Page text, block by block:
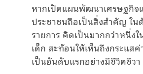
หากเปิดแผนพัฒนาเศรษฐกิจ
ประชาชนถือเป็นสิ่งสำคัญ ใ
รายการ คิดเป็นมากกว่าหนึ่ง
เด็ก สะท้อนให้เห็นถึงกระแ
เป็นอันดับแรกอย่างมีชีวิตชีวา